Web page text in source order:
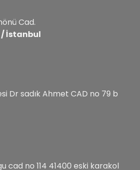
Cad.
İstanbul
Dr sadık Ahmet CAD no 79 b
cad no 114 41400 eski karakol